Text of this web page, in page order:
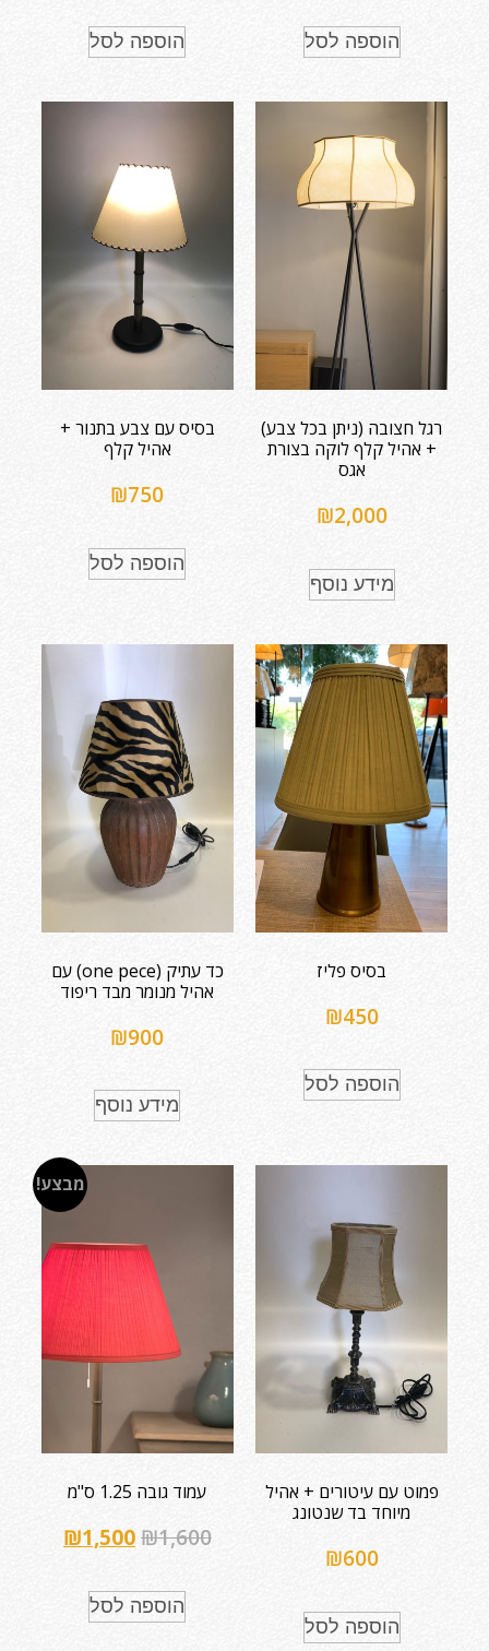
הוספה לסל הוספה לסל
רגל חצובה (ניתן בכל צבע)
+ אהיל קלף לוקה בצורת
אגס
₪2,000
מידע נוסף
בסיס עם צבע בתנור +
אהיל קלף
₪750
הוספה לסל
בסיס פליז
₪450
הוספה לסל
כד עתיק (one pece) עם
אהיל מנומר מבד ריפוד
₪900
מידע נוסף
פמוט עם עיטורים + אהיל
מיוחד בד שנטונג
₪600
הוספה לסל
מבצע!
עמוד גובה 1.25 ס"מ
₪1,600
₪1,500
הוספה לסל